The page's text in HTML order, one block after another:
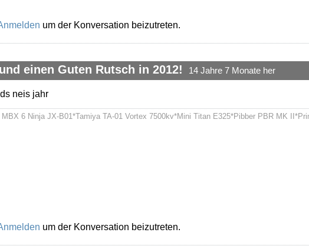
um der Konversation beizutreten.
einen Guten Rutsch in 2012! 14 Jahre 7 Monate her
neis jahr
MBX 6 Ninja JX-B01*Tamiya TA-01 Vortex 7500kv*Mini Titan E325*Pibber PBR MK
um der Konversation beizutreten.